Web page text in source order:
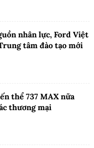
nhân lực, Ford Việt
tâm đào tạo mới
thể 737 MAX nữa
thương mại